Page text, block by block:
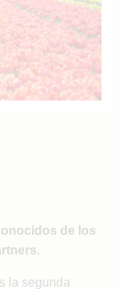
de los
la segunda